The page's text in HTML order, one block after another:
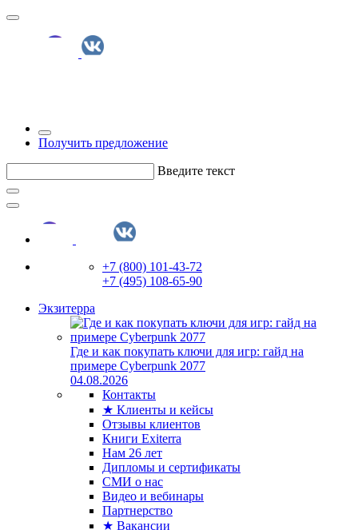
Получить предложение
Введите текст
+7 (800) 101-43-72
+7 (495) 108-65-90
Экзитерра
Где и как покупать ключи для игр: гайд на
примере Cyberpunk 2077
04.08.2026
Контакты
★ Клиенты и кейсы
Отзывы клиентов
Книги Exiterra
Нам 26 лет
Дипломы и сертификаты
СМИ о нас
Видео и вебинары
Партнерство
★ Вакансии